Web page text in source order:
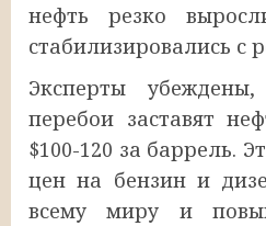
нефть резко
стабилизировались с
Эксперты
перебои заставят
$100-120 за баррель.
цен на бензин и
всему миру и